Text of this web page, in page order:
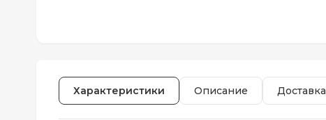
Характеристики Описание Доставка